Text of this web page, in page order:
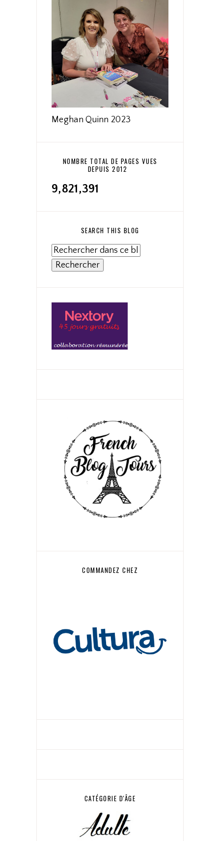
Meghan Quinn 2023
NOMBRE TOTAL DE PAGES VUES
DEPUIS 2012
9,821,391
SEARCH THIS BLOG
COMMANDEZ CHEZ
CATÉGORIE D'ÂGE